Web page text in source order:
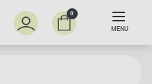
0
MENU